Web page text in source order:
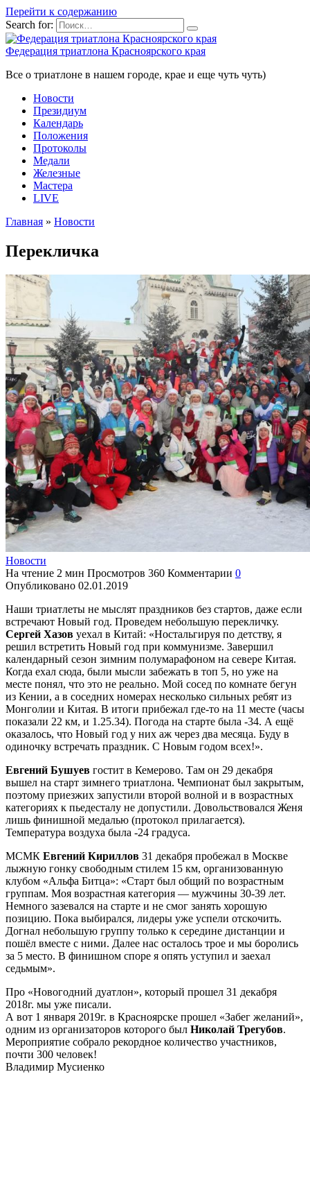
Перейти к содержанию
Search for:
Федерация триатлона Красноярского края
Все о триатлоне в нашем городе, крае и еще чуть чуть)
Новости
Президиум
Календарь
Положения
Протоколы
Медали
Железные
Мастера
LIVE
Главная » Новости
Перекличка
Новости
На чтение 2 мин Просмотров 360 Комментарии 0
Опубликовано 02.01.2019
Наши триатлеты не мыслят праздников без стартов, даже если
встречают Новый год. Проведем небольшую перекличку.
Сергей Хазов уехал в Китай: «Ностальгируя по детству, я
решил встретить Новый год при коммунизме. Завершил
календарный сезон зимним полумарафоном на севере Китая.
Когда ехал сюда, были мысли забежать в топ 5, но уже на
месте понял, что это не реально. Мой сосед по комнате бегун
из Кении, а в соседних номерах несколько сильных ребят из
Монголии и Китая. В итоги прибежал где-то на 11 месте (часы
показали 22 км, и 1.25.34). Погода на старте была -34. А ещё
оказалось, что Новый год у них аж через два месяца. Буду в
одиночку встречать праздник. С Новым годом всех!».
Евгений Бушуев гостит в Кемерово. Там он 29 декабря
вышел на старт зимнего триатлона. Чемпионат был закрытым,
поэтому приезжих запустили второй волной и в возрастных
категориях к пьедесталу не допустили. Довольствовался Женя
лишь финишной медалью (протокол прилагается).
Температура воздуха была -24 градуса.
МСМК Евгений Кириллов 31 декабря пробежал в Москве
лыжную гонку свободным стилем 15 км, организованную
клубом «Альфа Битца»: «Старт был общий по возрастным
группам. Моя возрастная категория — мужчины 30-39 лет.
Немного зазевался на старте и не смог занять хорошую
позицию. Пока выбирался, лидеры уже успели отскочить.
Догнал небольшую группу только к середине дистанции и
пошёл вместе с ними. Далее нас осталось трое и мы боролись
за 5 место. В финишном споре я опять уступил и заехал
седьмым».
Про «Новогодний дуатлон», который прошел 31 декабря
2018г. мы уже писали.
А вот 1 января 2019г. в Красноярске прошел «Забег желаний»,
одним из организаторов которого был Николай Трегубов.
Мероприятие собрало рекордное количество участников,
почти 300 человек!
Владимир Мусиенко